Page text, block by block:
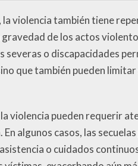
violencia también tiene
de los actos
o discapacidades
que también pueden
violencia pueden requerir
algunos casos, las
o cuidados